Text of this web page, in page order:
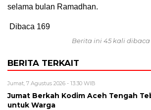
selama bulan Ramadhan.
Dibaca 169
Berita ini 45 kali dibaca
BERITA TERKAIT
Jumat, 7 Agustus 2026 - 13:30 WIB
Jumat Berkah Kodim Aceh Tengah
untuk Warga